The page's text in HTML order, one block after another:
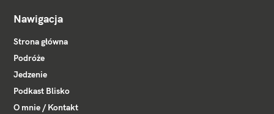
Nawigacja
Strona główna
Podróże
Jedzenie
Podkast Blisko
O mnie / Kontakt